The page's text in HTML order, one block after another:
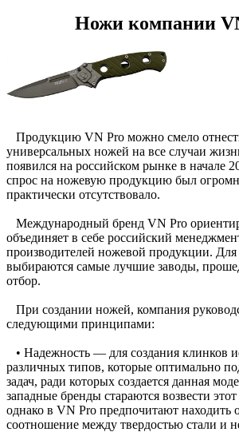
Ножи компании
Продукцию VN Pro можно смело
универсальных ножей на все случаи
появился на российском рынке в начале
спрос на ножевую продукцию был
практически отсутствовало.
Международный бренд VN Pro
объединяет в себе российский
производителей ножевой продукции. Для
выбираются самые лучшие заводы,
отбор.
При создании ножей, компания
следующими принципами:
• Надежность — для создания клинков
различных типов, которые оптимально
задач, ради которых создается данная
западные бренды стараются возвести
однако в VN Pro предпочитают находить
соотношение между твердостью стали и